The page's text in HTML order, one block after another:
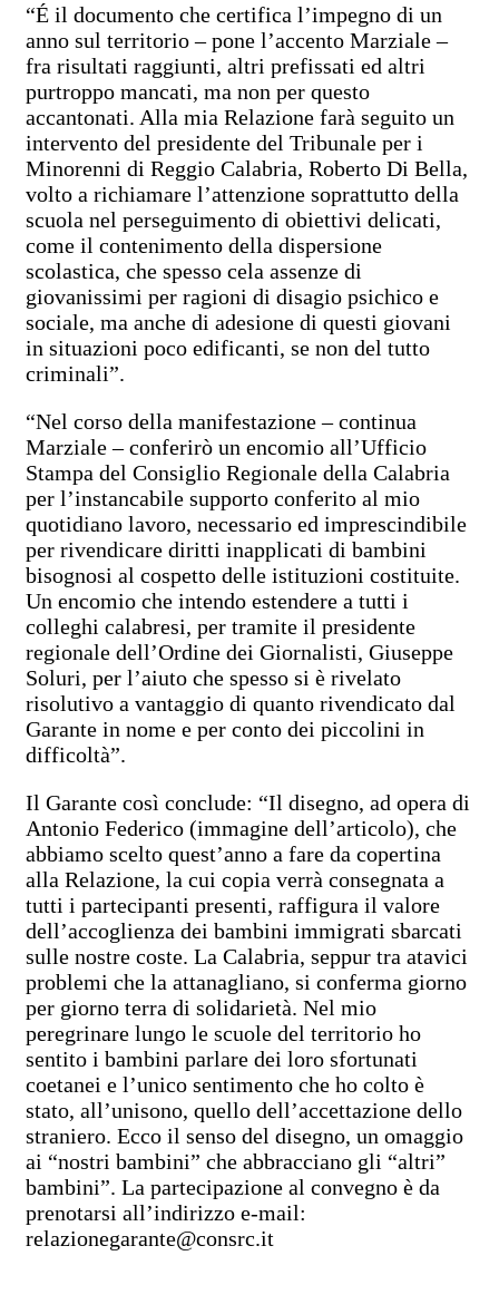
“É il documento che certifica l’impegno di un
anno sul territorio – pone l’accento Marziale –
fra risultati raggiunti, altri prefissati ed altri
purtroppo mancati, ma non per questo
accantonati. Alla mia Relazione farà seguito un
intervento del presidente del Tribunale per i
Minorenni di Reggio Calabria, Roberto Di Bella,
volto a richiamare l’attenzione soprattutto della
scuola nel perseguimento di obiettivi delicati,
come il contenimento della dispersione
scolastica, che spesso cela assenze di
giovanissimi per ragioni di disagio psichico e
sociale, ma anche di adesione di questi giovani
in situazioni poco edificanti, se non del tutto
criminali”.
“Nel corso della manifestazione – continua
Marziale – conferirò un encomio all’Ufficio
Stampa del Consiglio Regionale della Calabria
per l’instancabile supporto conferito al mio
quotidiano lavoro, necessario ed imprescindibile
per rivendicare diritti inapplicati di bambini
bisognosi al cospetto delle istituzioni costituite.
Un encomio che intendo estendere a tutti i
colleghi calabresi, per tramite il presidente
regionale dell’Ordine dei Giornalisti, Giuseppe
Soluri, per l’aiuto che spesso si è rivelato
risolutivo a vantaggio di quanto rivendicato dal
Garante in nome e per conto dei piccolini in
difficoltà”.
Il Garante così conclude: “Il disegno, ad opera di
Antonio Federico (immagine dell’articolo), che
abbiamo scelto quest’anno a fare da copertina
alla Relazione, la cui copia verrà consegnata a
tutti i partecipanti presenti, raffigura il valore
dell’accoglienza dei bambini immigrati sbarcati
sulle nostre coste. La Calabria, seppur tra atavici
problemi che la attanagliano, si conferma giorno
per giorno terra di solidarietà. Nel mio
peregrinare lungo le scuole del territorio ho
sentito i bambini parlare dei loro sfortunati
coetanei e l’unico sentimento che ho colto è
stato, all’unisono, quello dell’accettazione dello
straniero. Ecco il senso del disegno, un omaggio
ai “nostri bambini” che abbracciano gli “altri”
bambini”. La partecipazione al convegno è da
prenotarsi all’indirizzo e-mail:
relazionegarante@consrc.it